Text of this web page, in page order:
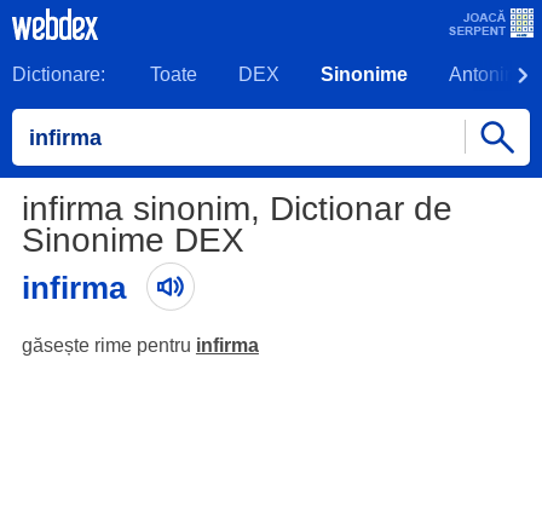
Dictionare: Toate DEX Sinonime Antonime
infirma sinonim, Dictionar de
Sinonime DEX
infirma
găsește rime pentru infirma